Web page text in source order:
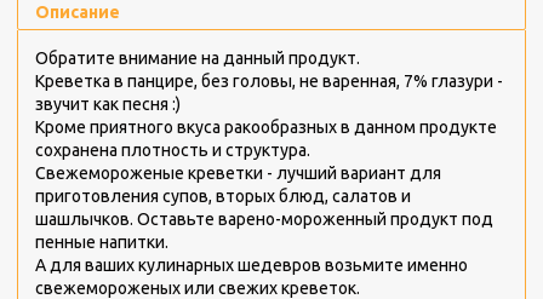
Описание
Обратите внимание на данный продукт.
Креветка в панцире, без головы, не варенная, 7% глазури -
звучит как песня :)
Кроме приятного вкуса ракообразных в данном продукте
сохранена плотность и структура.
Свежемороженые креветки - лучший вариант для
приготовления супов, вторых блюд, салатов и
шашлычков. Оставьте варено-мороженный продукт под
пенные напитки.
А для ваших кулинарных шедевров возьмите именно
свежемороженых или свежих креветок.